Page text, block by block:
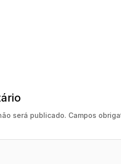
será publicado. Campos